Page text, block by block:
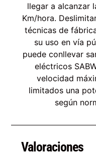
llegar a alcanzar
Km/hora.
técnicas de
su uso en vía
puede conllevar
eléctricos
velocidad
limitados una
según
Valoraciones